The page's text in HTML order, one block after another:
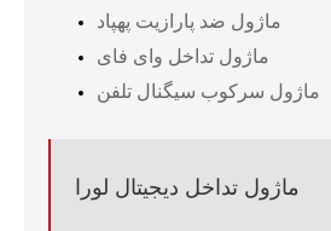
ماژول ضد پارازیت پهپاد
ماژول تداخل وای فای
ماژول سرکوب سیگنال تلفن
ماژول تداخل دیجیتال لورا